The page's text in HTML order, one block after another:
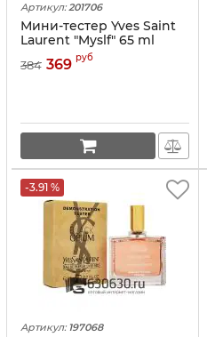
Артикул: 201706
Мини-тестер Yves Saint
Laurent "Myslf" 65 ml
384 369 руб
-3.91 %
Артикул: 197068